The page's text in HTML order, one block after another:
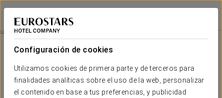
Configuración de cookies
Utilizamos cookies de primera parte y de terceros para
finalidades analíticas sobre el uso de la web, personalizar
el contenido en base a tus preferencias, y publicidad
Claridge Hotel
BUENOS AIRES
Restauración